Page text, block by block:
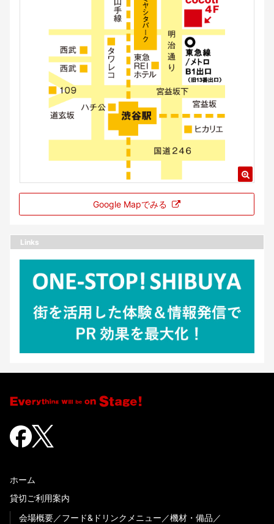
Google Mapでみる
Links
ホーム
貸切ご利用案内
会場概要
フード&ドリンクメニュー
機材・備品